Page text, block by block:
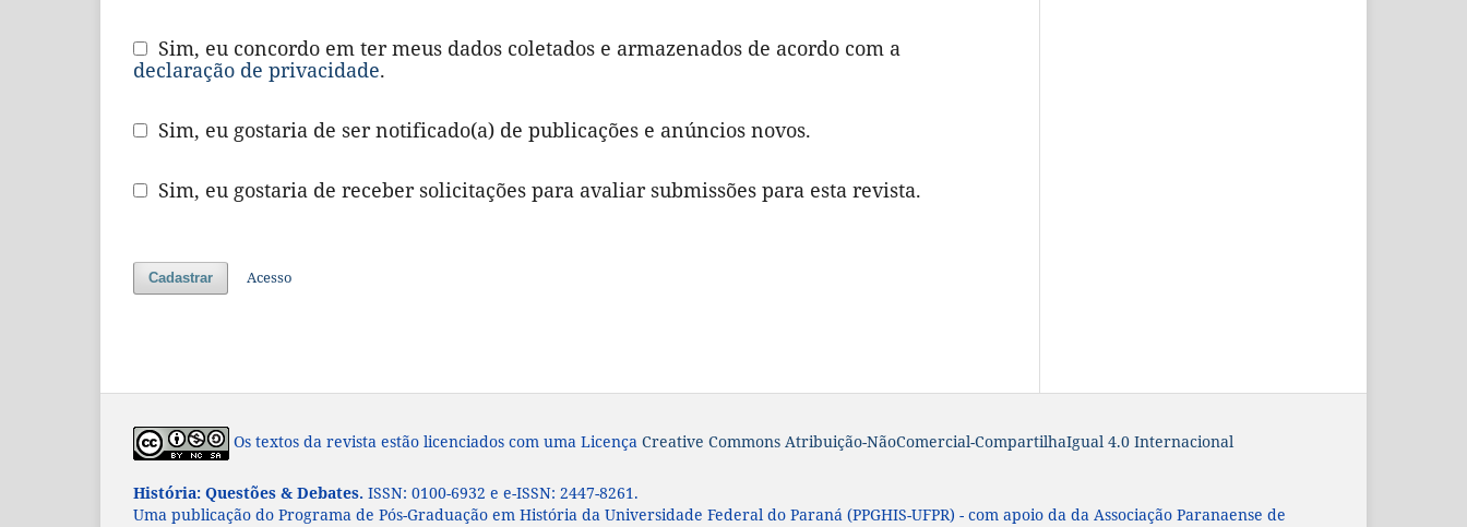
Sim, eu concordo em ter meus dados coletados e armazenados de acordo com a
declaração de privacidade.
Sim, eu gostaria de ser notificado(a) de publicações e anúncios novos.
Sim, eu gostaria de receber solicitações para avaliar submissões para esta revista.
Cadastrar Acesso
Os textos da revista estão licenciados com uma Licença Creative Commons Atribuição-NãoComercial-CompartilhaIgual 4.0 Internacional
História: Questões & Debates. ISSN: 0100-6932 e e-ISSN: 2447-8261.
Uma publicação do Programa de Pós-Graduação em História da Universidade Federal do Paraná (PPGHIS-UFPR) - com apoio da da Associação Paranaense de